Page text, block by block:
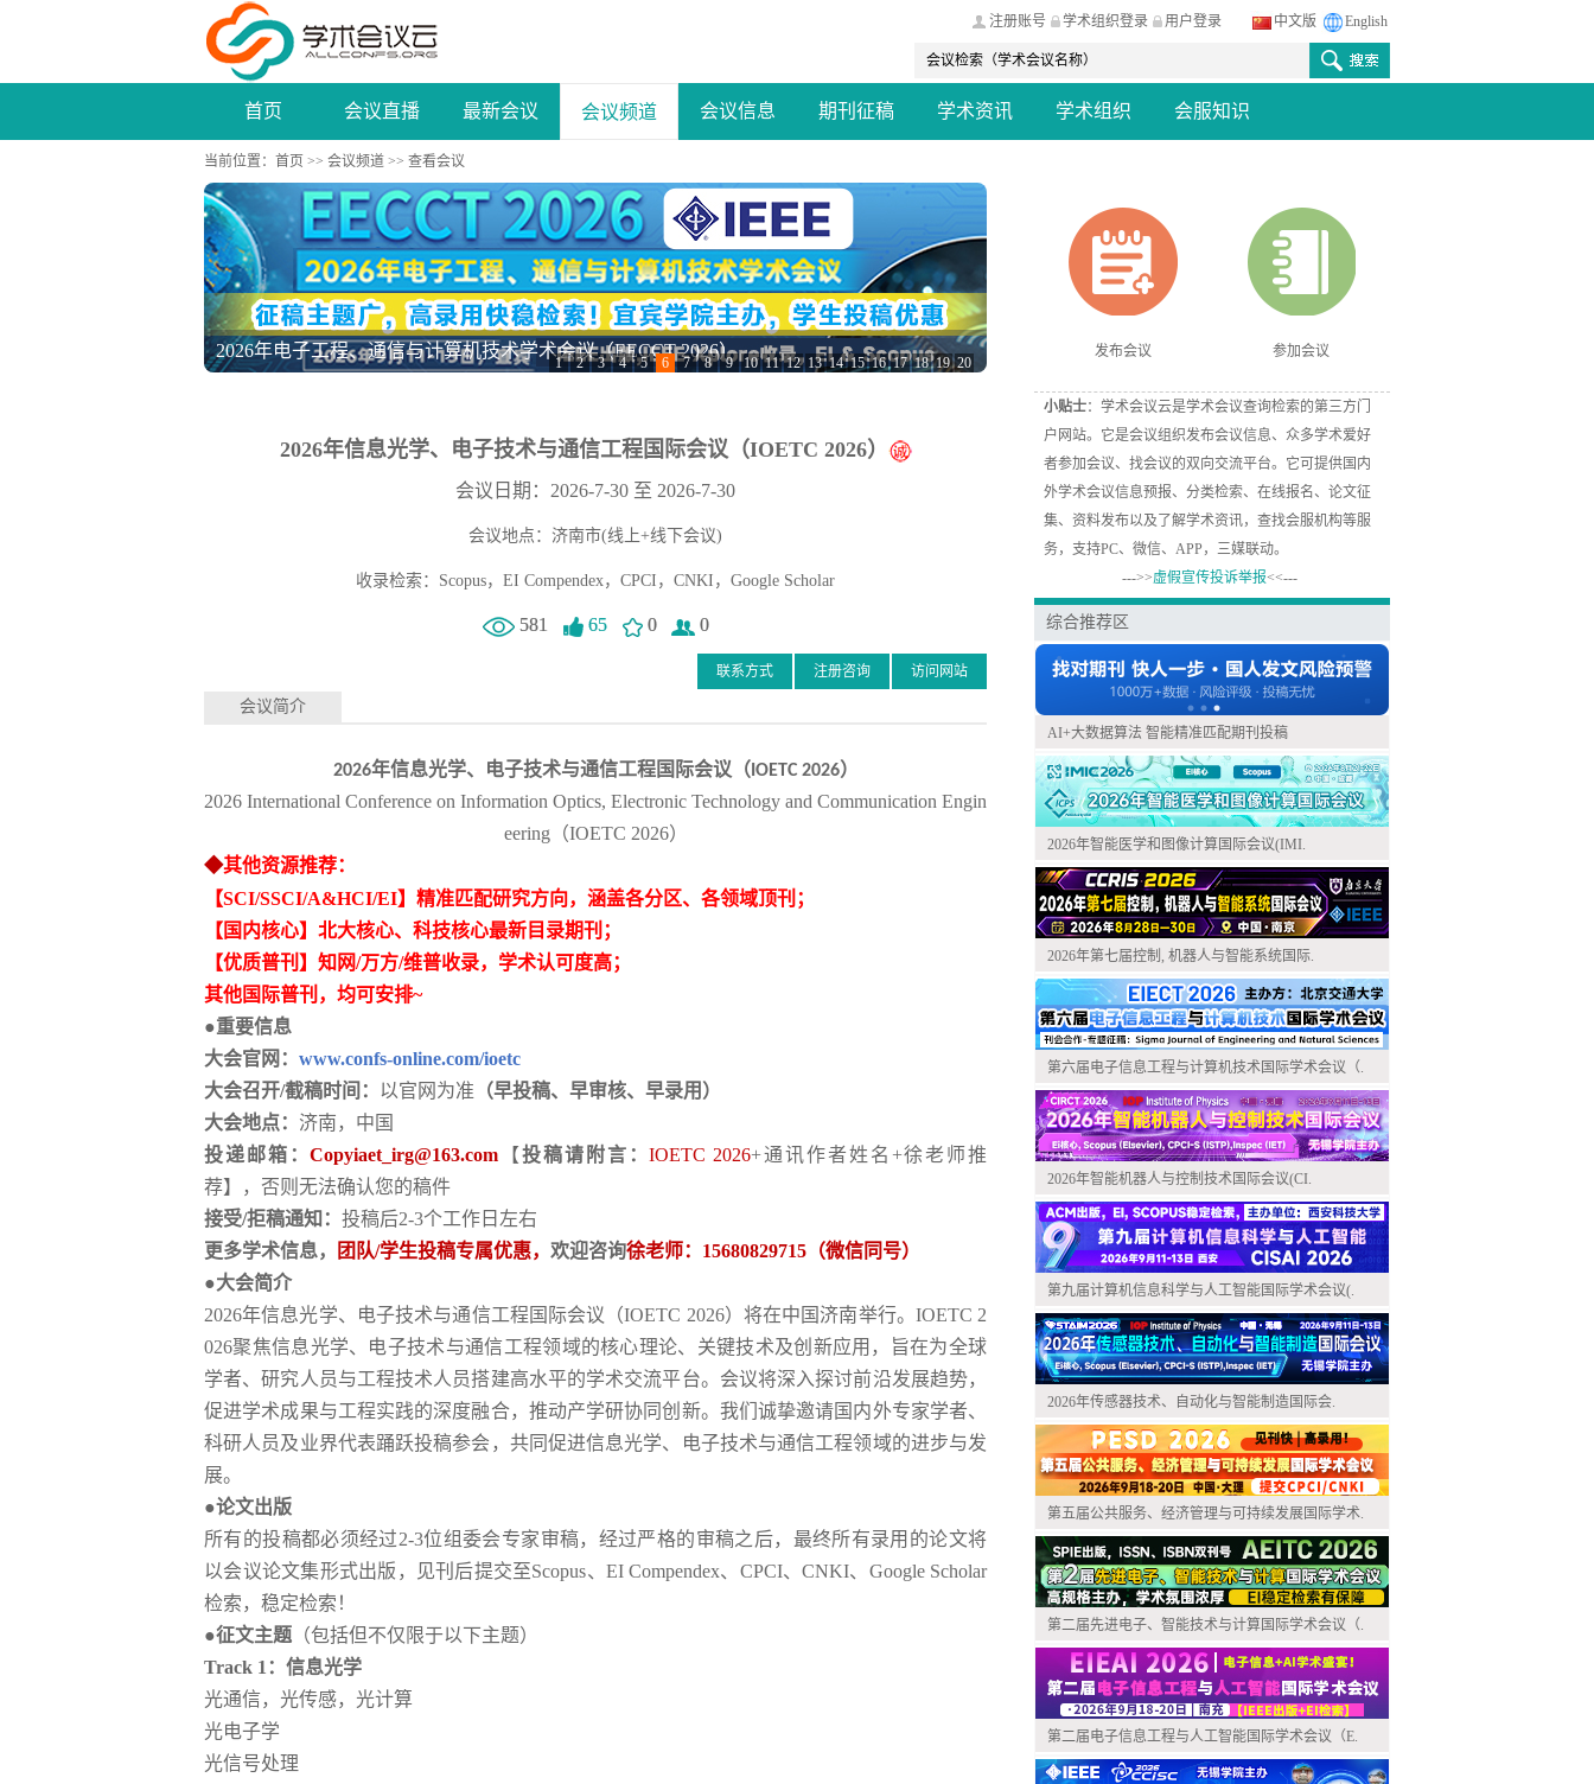
中文版 English
注册账号 学术组织登录 用户登录
首页 会议直播 最新会议 会议频道 会议信息 期刊征稿 学术资讯 学术组织 会服知识
当前位置： 首页 >> 会议频道 >> 查看会议
2026年电子工程、通信与计算机技术学术会议（EECCT 2026）
1 2 3 4 5 6 7 8 9 10 11 12 13 14 15 16 17 18 19 20
2026年信息光学、电子技术与通信工程国际会议（IOETC 2026）
会议日期：2026-7-30 至 2026-7-30
会议地点：济南市(线上+线下会议)
收录检索：Scopus，EI Compendex，CPCI，CNKI，Google Scholar
581 65 0 0
访问网站
注册咨询
联系方式
会议简介
2026年信息光学、电子技术与通信工程国际会议（IOETC 2026）
2026 International Conference on Information Optics, Electronic Technology and Communication Engin
eering（IOETC 2026）
◆其他资源推荐：
【SCI/SSCI/A&HCI/EI】精准匹配研究方向，涵盖各分区、各领域顶刊；
【国内核心】北大核心、科技核心最新目录期刊；
【优质普刊】知网/万方/维普收录，学术认可度高；
其他国际普刊，均可安排~
●重要信息
大会官网： www.confs-online.com/ioetc
大会召开/截稿时间： 以官网为准 （早投稿、早审核、早录用）
大会地点： 济南，中国
投递邮箱：Copyiaet_irg@163.com 【投稿请附言：IOETC 2026+通讯作者姓名+徐老师推
荐】，否则无法确认您的稿件
接受/拒稿通知： 投稿后2-3个工作日左右
更多学术信息，
团队/学生投稿专属优惠， 欢迎咨询徐老师： 15680829715（微信同号）
●大会简介
2026年信息光学、电子技术与通信工程国际会议（IOETC 2026）将在中国济南举行。IOETC 2
026聚焦信息光学、电子技术与通信工程领域的核心理论、关键技术及创新应用，旨在为全球
学者、研究人员与工程技术人员搭建高水平的学术交流平台。会议将深入探讨前沿发展趋势，
促进学术成果与工程实践的深度融合，推动产学研协同创新。我们诚挚邀请国内外专家学者、
科研人员及业界代表踊跃投稿参会，共同促进信息光学、电子技术与通信工程领域的进步与发
展。
●论文出版
所有的投稿都必须经过2-3位组委会专家审稿，经过严格的审稿之后，最终所有录用的论文将
以会议论文集形式出版，见刊后提交至Scopus、EI Compendex、CPCI、CNKI、Google Scholar
检索，稳定检索！
●征文主题 （包括但不仅限于以下主题）
Track 1：信息光学
光通信，光传感，光计算
光电子学
光信号处理
发布会议 参加会议
小贴士：学术会议云是学术会议查询检索的第三方门
户网站。它是会议组织发布会议信息、众多学术爱好
者参加会议、找会议的双向交流平台。它可提供国内
外学术会议信息预报、分类检索、在线报名、论文征
集、资料发布以及了解学术资讯，查找会服机构等服
务，支持PC、微信、APP，三媒联动。
--->>虚假宣传投诉举报<<---
综合推荐区
AI+大数据算法 智能精准匹配期刊投稿
2026年智能医学和图像计算国际会议(IMI.
2026年第七届控制, 机器人与智能系统国际.
第六届电子信息工程与计算机技术国际学术会议（.
2026年智能机器人与控制技术国际会议(CI.
第九届计算机信息科学与人工智能国际学术会议(.
2026年传感器技术、自动化与智能制造国际会.
第五届公共服务、经济管理与可持续发展国际学术.
第二届先进电子、智能技术与计算国际学术会议（.
第二届电子信息工程与人工智能国际学术会议（E.